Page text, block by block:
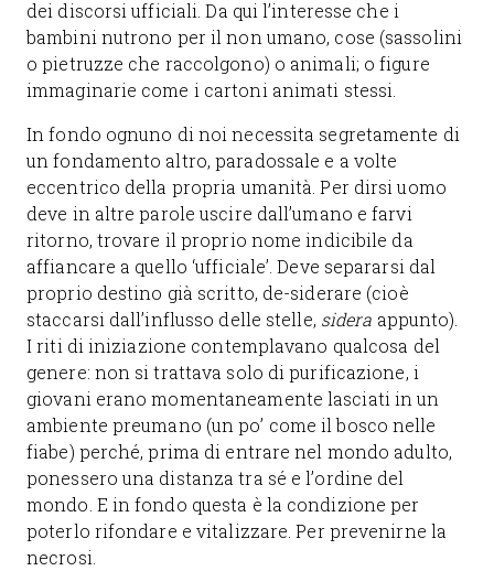
dei discorsi ufficiali. Da qui l’interesse che i
bambini nutrono per il non umano, cose (sassolini
o pietruzze che raccolgono) o animali; o figure
immaginarie come i cartoni animati stessi.
In fondo ognuno di noi necessita segretamente di
un fondamento altro, paradossale e a volte
eccentrico della propria umanità. Per dirsi uomo
deve in altre parole uscire dall’umano e farvi
ritorno, trovare il proprio nome indicibile da
affiancare a quello ‘ufficiale’. Deve separarsi dal
proprio destino già scritto, de-siderare (cioè
staccarsi dall’influsso delle stelle, sidera appunto).
I riti di iniziazione contemplavano qualcosa del
genere: non si trattava solo di purificazione, i
giovani erano momentaneamente lasciati in un
ambiente preumano (un po’ come il bosco nelle
fiabe) perché, prima di entrare nel mondo adulto,
ponessero una distanza tra sé e l’ordine del
mondo. E in fondo questa è la condizione per
poterlo rifondare e vitalizzare. Per prevenirne la
necrosi.